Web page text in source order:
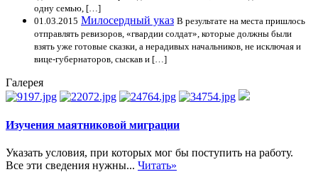
одну семью, […]
01.03.2015 Милосердный указ В результате на места пришлось
отправлять ревизоров, «гвардии солдат», которые должны были
взять уже готовые сказки, а нерадивых начальников, не исключая и
вице-губернаторов, сыскав и […]
Галерея
Изучения маятниковой миграции
Указать условия, при которых мог бы поступить на работу.
Все эти сведения нужны... Читать»